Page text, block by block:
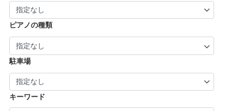
ピアノの種類
駐車場
キーワード